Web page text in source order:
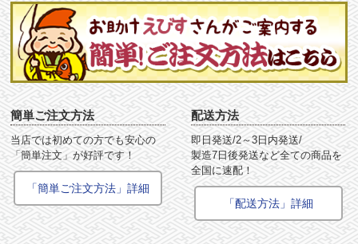
簡単ご注文方法
当店では初めての方でも安心の
「簡単注文」が好評です！
「簡単ご注文方法」詳細
配送方法
即日発送/2～3日内発送/
製造7日後発送など全ての商品を
全国に速配！
「配送方法」詳細